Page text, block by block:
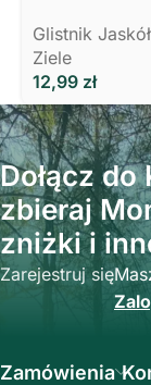
Modzele
3 ml Polski
Glistnik
Ziele
12,99 zł
Dołącz do
zbieraj
zniżki i
Zarejestruj się
Zamówienia